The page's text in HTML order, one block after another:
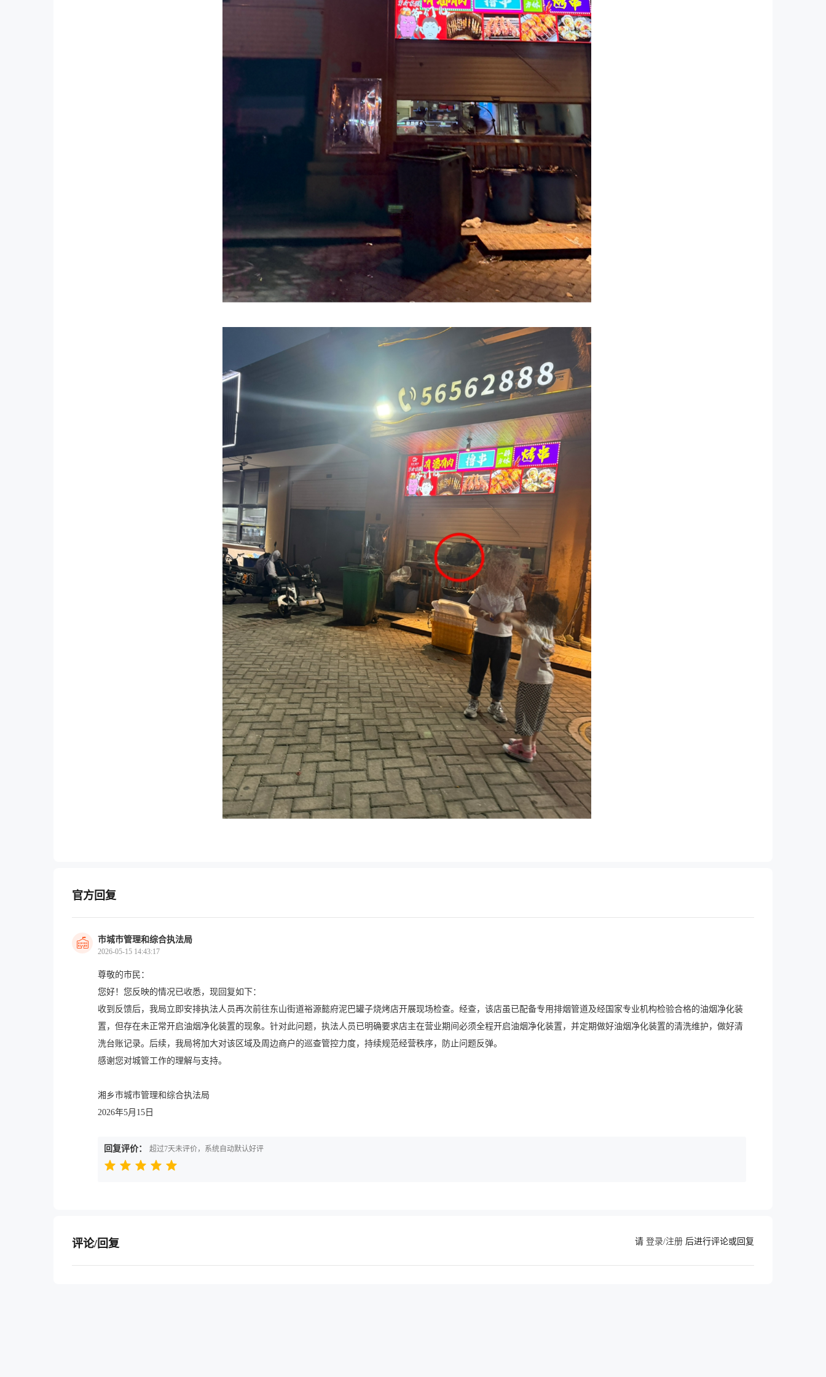
官方回复
市城市管理和综合执法局
2026-05-15 14:43:17
尊敬的市民：
您好！您反映的情况已收悉，现回复如下：
收到反馈后，我局立即安排执法人员再次前往东山街道裕源懿府泥巴罐子烧烤店开展现场检查。经查，该店虽已配备专用排烟管道及经国家专业机构检验合格的油烟净化装
置，但存在未正常开启油烟净化装置的现象。针对此问题，执法人员已明确要求店主在营业期间必须全程开启油烟净化装置，并定期做好油烟净化装置的清洗维护，做好清
洗台账记录。后续，我局将加大对该区域及周边商户的巡查管控力度，持续规范经营秩序，防止问题反弹。
感谢您对城管工作的理解与支持。
湘乡市城市管理和综合执法局
2026年5月15日
回复评价： 超过7天未评价，系统自动默认好评
评论/回复 请 登录/注册 后进行评论或回复